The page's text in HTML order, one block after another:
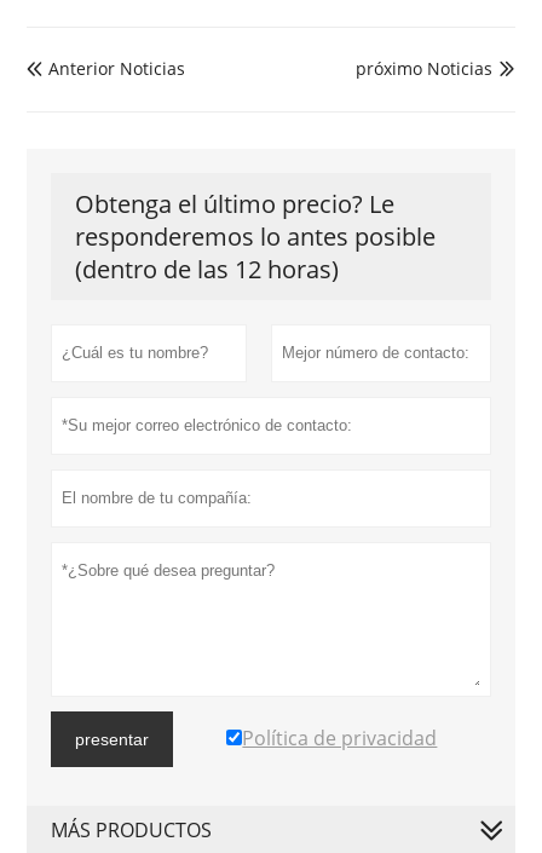
 Anterior Noticias 
próximo Noticias
Obtenga el último precio? Le
responderemos lo antes posible
(dentro de las 12 horas)
presentar Política de privacidad
MÁS PRODUCTOS